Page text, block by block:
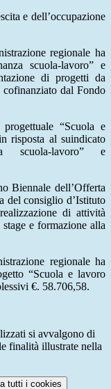
e dell’occupazione
regionale ha
scuola-lavoro” e
di progetti da
cofinanziato dal Fondo
“Scuola e
risposta al suindicato
scuola-lavoro” e
Biennale dell’Offerta
del consiglio d’Istituto
di attività
e formazione alla
regionale ha
“Scuola e lavoro
€. 58.706,58.
si avvalgono di
finalità illustrate nella
tutti i cookies